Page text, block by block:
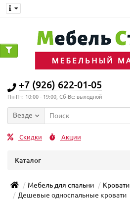
+7 (926) 622-01-05
Пн-Пт: 10:00 - 19:00, Сб-Вс: выходной
Везде
Скидки Акции
Каталог
Мебель для спальни Кровати
Дешевые односпальные кровати